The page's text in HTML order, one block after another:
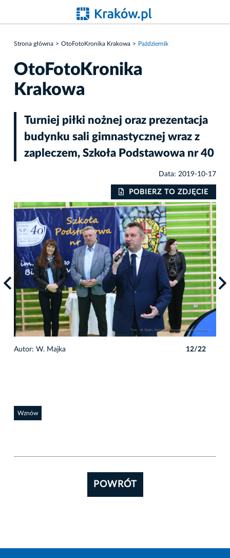
Strona główna OtoFotoKronika Krakowa Październik
OtoFotoKronika
Krakowa
Turniej piłki nożnej oraz prezentacja
budynku sali gimnastycznej wraz z
zapleczem, Szkoła Podstawowa nr 40
Data: 2019-10-17
POBIERZ TO ZDJĘCIE
Autor: W. Majka 12/22
Wznów
POWRÓT